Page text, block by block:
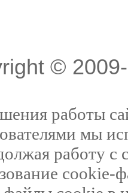
©
работы
мы
работу с
cookie-